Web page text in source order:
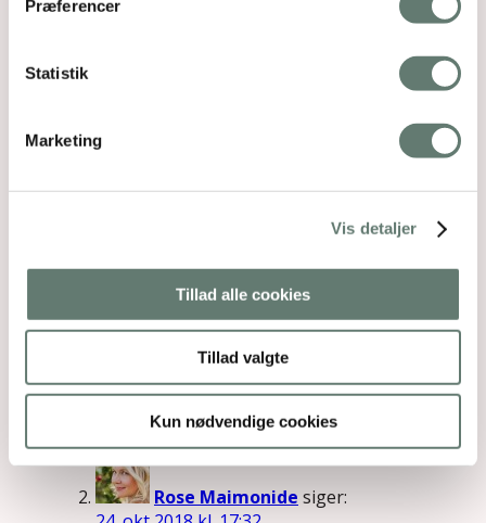
Præferencer
Statistik
Marketing
Vis detaljer
Tillad alle cookies
Tillad valgte
Kun nødvendige cookies
Svar
Hvorfor anbefaler du ikke supplering af d-
Sahrasiger:
23. okt 2018 kl. 19:59
Ja det gad jeg egentlig også godt vide.
Jeg er også lidt forvirret.
Rose Maimonide siger: